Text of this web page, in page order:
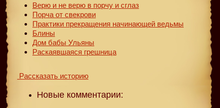
Верю и не верю в порчу и сглаз
Порча от свекрови
Практики прекращения начинающей ведьмы
Блины
Дом бабы Ульяны
Раскаявшаяся грешница
Рассказать историю
Новые комментарии: